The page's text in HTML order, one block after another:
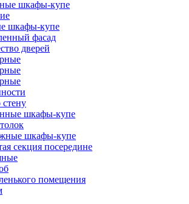
шкафы-купе
шкафы-купе
фасад
дверей
шкафы-купе
шкафы-купе
секция посередине
помещения